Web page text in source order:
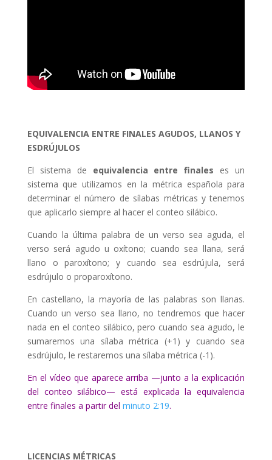
EQUIVALENCIA ENTRE FINALES AGUDOS, LLANOS Y
ESDRÚJULOS
El sistema de equivalencia entre finales es un
sistema que utilizamos en la métrica española para
determinar el número de sílabas métricas y tenemos
que aplicarlo siempre al hacer el conteo silábico.
Cuando la última palabra de un verso sea aguda, el
verso será agudo u oxítono; cuando sea llana, será
llano o paroxítono; y cuando sea esdrújula, será
esdrújulo o proparoxítono.
En castellano, la mayoría de las palabras son llanas.
Cuando un verso sea llano, no tendremos que hacer
nada en el conteo silábico, pero cuando sea agudo, le
sumaremos una sílaba métrica (+1) y cuando sea
esdrújulo, le restaremos una sílaba métrica (-1).
En el vídeo que aparece arriba —junto a la explicación
del conteo silábico— está explicada la equivalencia
entre finales a partir del minuto 2:19.
LICENCIAS MÉTRICAS